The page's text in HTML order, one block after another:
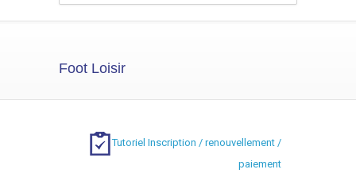
Foot Loisir
Tutoriel Inscription / renouvellement /
paiement